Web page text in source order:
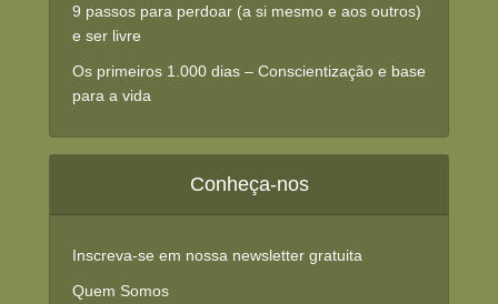
9 passos para perdoar (a si mesmo e aos outros)
e ser livre
Os primeiros 1.000 dias – Conscientização e base
para a vida
Conheça-nos
Inscreva-se em nossa newsletter gratuita
Quem Somos